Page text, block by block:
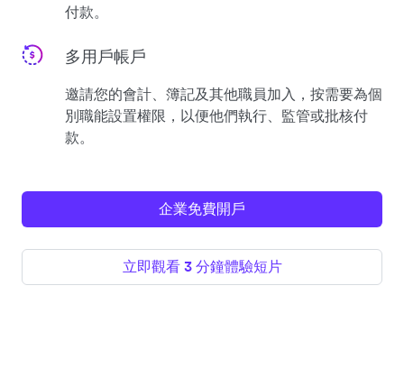
付款。
多用戶帳戶
邀請您的會計、簿記及其他職員加入，按需要為個
別職能設置權限，以便他們執行、監管或批核付
款。
企業免費開戶
立即觀看 3 分鐘體驗短片